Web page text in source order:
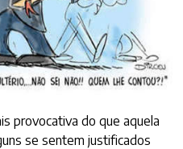
provocativa do que aquela
se sentem justificados